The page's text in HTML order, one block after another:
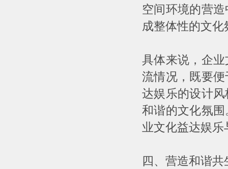
空间环境的营
成整体性的文化
具体来说，企
流情况，既要
达娱乐的设计
和谐的文化氛
业文化益达娱
四、营造和谐